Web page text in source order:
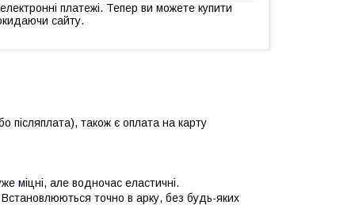
платежі. Тепер ви можете купити
сайту.
післяплата), також є оплата на карту
міцні, але водночас еластичні.
Встановлюються точно в арку, без будь-яких